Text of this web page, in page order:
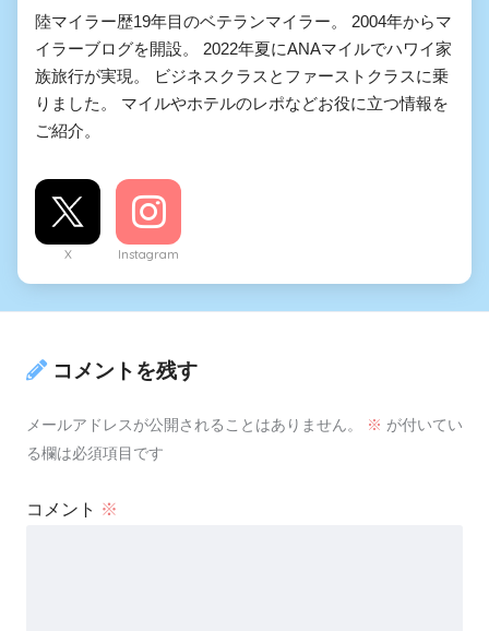
陸マイラー歴19年目のベテランマイラー。 2004年からマ
イラーブログを開設。 2022年夏にANAマイルでハワイ家
族旅行が実現。 ビジネスクラスとファーストクラスに乗
りました。 マイルやホテルのレポなどお役に立つ情報を
ご紹介。
X Instagram
コメントを残す
メールアドレスが公開されることはありません。 ※ が付いてい
る欄は必須項目です
コメント ※